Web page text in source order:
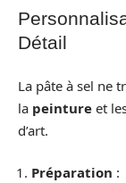
Détail
La pâte à sel ne
la peinture et
d’art.
Préparation :